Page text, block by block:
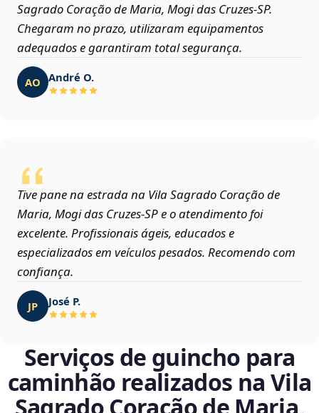
Sagrado Coração de Maria, Mogi das Cruzes‑SP.
Chegaram no prazo, utilizaram equipamentos
adequados e garantiram total segurança.
AO André O.
Tive pane na estrada na Vila Sagrado Coração de
Maria, Mogi das Cruzes‑SP e o atendimento foi
excelente. Profissionais ágeis, educados e
especializados em veículos pesados. Recomendo com
confiança.
JP José P.
Serviços de guincho para
caminhão realizados na Vila